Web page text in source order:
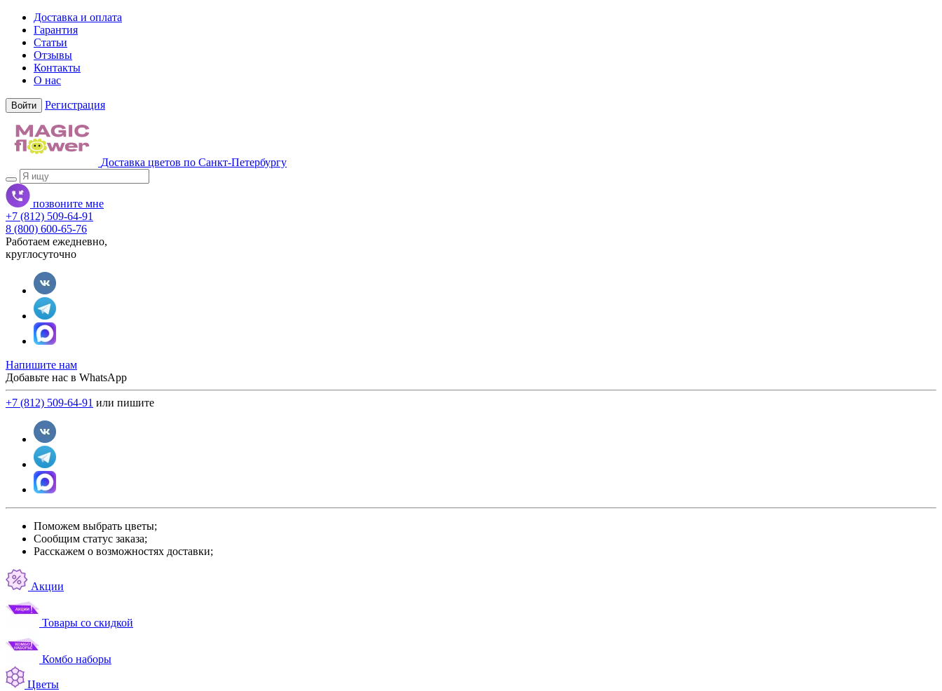
Доставка и оплата
Гарантия
Статьи
Отзывы
Контакты
О нас
Войти Регистрация
Доставка цветов по Санкт-Петербургу
позвоните мне
+7 (812) 509-64-91
8 (800) 600-65-76
Работаем ежедневно,
круглосуточно
Напишите нам
Добавьте нас в WhatsApp
+7 (812) 509-64-91 или пишите
Поможем выбрать цветы;
Сообщим статус заказа;
Расскажем о возможностях доставки;
Акции
Товары со скидкой
Комбо наборы
Цветы